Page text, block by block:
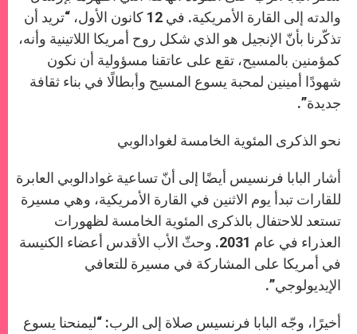
والدته إلى القارة الأمريكية. في 12 كانون الأول، “تريد أن
تذكّرنا بأنّ الإنجيل هو الذي شكل روح أمريكا اللاتينية وأنه،
كمؤمنين بالمسيح، تقع على عاتقنا مسؤولية أن نكون
شهودًا أمينين لمحبة يسوع المسيح وأبطالًا في بناء ثقافة
جديدة”.
نحو الذكرى المئوية الخامسة لغوادالوبي
أشار البابا فرنسيس أيضًا إلى أنّ تساعية غوادالوبي العابرة
للقارات تبدأ يوم الاثنين في القارة الأمريكية، وهي مسيرة
تستعد للاحتفال بالذكرى المئوية الخامسة لظهورات
العذراء في عام 2031. وحثّ الأب الأقدس أعضاء الكنيسة
في أمريكا على المشاركة في مسيرة للتعافي
الإيديولوجي”.
أخيرًا، وجّه البابا فرنسيس صلاة إلى الرب: “ليمنحنا يسوع